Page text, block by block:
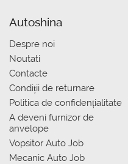
Autoshina
Despre noi
Noutati
Contacte
Condiții de returnare
Politica de confidențialitate
A deveni furnizor de
anvelope
Vopsitor Auto Job
Mecanic Auto Job